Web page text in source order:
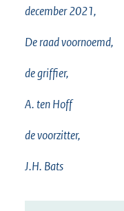
december 2021,
De raad voornoemd,
de griffier,
A. ten Hoff
de voorzitter,
J.H. Bats